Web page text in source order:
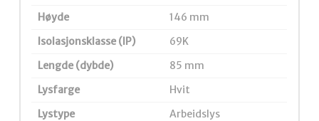
Høyde
146 mm
Isolasjonsklasse (IP)
69K
Lengde (dybde)
85 mm
Lysfarge
Hvit
Lystype
Arbeidslys